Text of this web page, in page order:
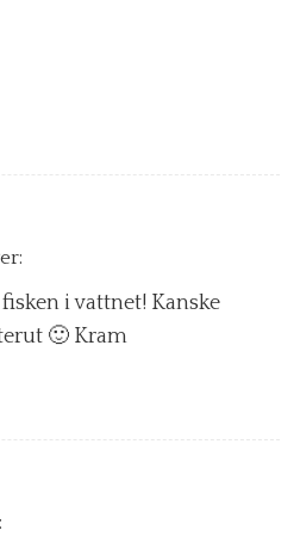
i vattnet! Kanske
🙂 Kram